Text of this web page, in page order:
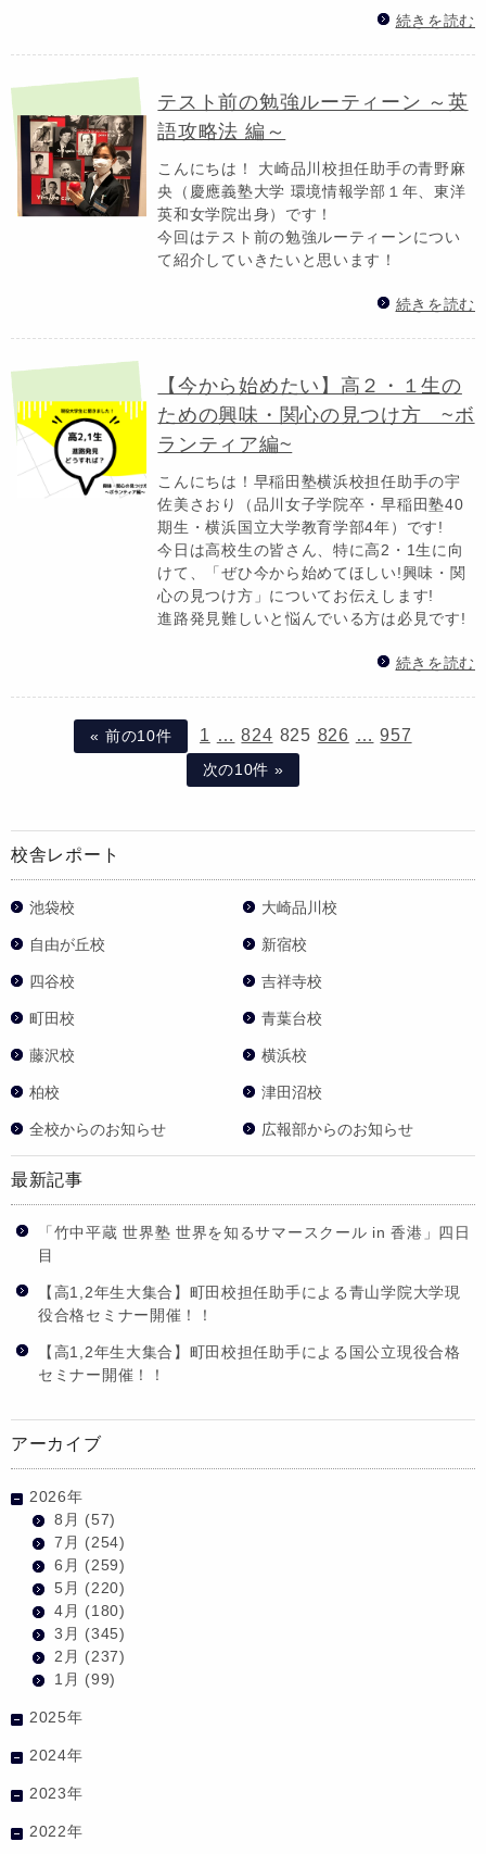
続きを読む
テスト前の勉強ルーティーン ～英
語攻略法 編～
こんにちは！ 大崎品川校担任助手の青野麻
央（慶應義塾大学 環境情報学部１年、東洋
英和女学院出身）です！
今回はテスト前の勉強ルーティーンについ
て紹介していきたいと思います！
続きを読む
【今から始めたい】高２・１生の
ための興味・関心の見つけ方 ~ボ
ランティア編~
こんにちは！早稲田塾横浜校担任助手の宇
佐美さおり（品川女子学院卒・早稲田塾40
期生・横浜国立大学教育学部4年）です!
今日は高校生の皆さん、特に高2・1生に向
けて、「ぜひ今から始めてほしい!興味・関
心の見つけ方」についてお伝えします!
進路発見難しいと悩んでいる方は必見です!
続きを読む
« 前の10件 1 … 824 825 826 … 957
次の10件 »
校舎レポート
池袋校 大崎品川校
自由が丘校 新宿校
四谷校 吉祥寺校
町田校 青葉台校
藤沢校 横浜校
柏校 津田沼校
全校からのお知らせ 広報部からのお知らせ
最新記事
「竹中平蔵 世界塾 世界を知るサマースクール in 香港」四日
目
【高1,2年生大集合】町田校担任助手による青山学院大学現
役合格セミナー開催！！
【高1,2年生大集合】町田校担任助手による国公立現役合格
セミナー開催！！
アーカイブ
2026年
8月 (57)
7月 (254)
6月 (259)
5月 (220)
4月 (180)
3月 (345)
2月 (237)
1月 (99)
2025年
2024年
2023年
2022年